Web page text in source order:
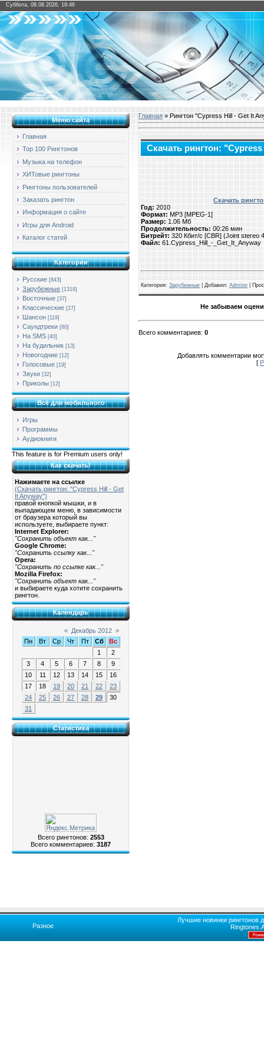
Суббота, 08.08.2026, 19:46
Меню сайта
Главная
Top 100 Рингтонов
Музыка на телефон
ХИТовые рингтоны
Рингтоны пользователей
Заказать рингтон
Информация о сайте
Игры для Android
Каталог статей
Категории
Русские [843]
Зарубежные [1319]
Восточные [37]
Классические [27]
Шансон [119]
Саундтреки [80]
На SMS [40]
На будильник [13]
Новогодние [12]
Голосовые [19]
Звуки [32]
Приколы [12]
Всё для мобильного
Игры
Программы
Аудиокниги
This feature is for Premium users only!
Как скачать!
Нажимаете на ссылке
(Скачать рингтон: "Cypress Hill - Get
It Anyway")
правой кнопкой мышки, и в
выпадающем меню, в зависимости
от браузера который вы
используете, выбираете пункт:
Internet Explorer:
"Сохранить объект как..."
Google Chrome:
"Сохранить ссылку как..."
Opera:
"Сохранить по ссылке как..."
Mozilla Firefox:
"Сохранить объект как..."
и выбираете куда хотите сохранить
рингтон.
Календарь
« Декабрь 2012 »
Пн
Вт Ср Чт Пт Сб
Вс
1
2
3
4 5 6 7 8
9
10
11 12 13 14 15
16
17
18 19 20 21 22
23
24
25 26 27 28 29
30
31
Статистика
Всего рингтонов: 2553
Всего комментариев: 3187
Главная » Рингтон "Cypress Hill - Get It
Скачать рингтон:
Скачать
Год: 2010
Формат: MP3 [MPEG-1]
Размер: 1.06 Мб
Продолжительность: 00:26 мин
Битрейт: 320 Кбит/с [CBR] (Joint stereo
Файл: 61.Cypress_Hill_-_Get_It_Anyway
Категория: Зарубежные | Добавил: Adminn
Не забываем
Всего комментариев: 0
Добавлять комментарии
[
Разное
Лучшие новинки рингтонов